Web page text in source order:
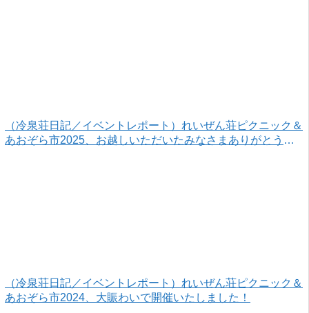
（冷泉荘日記／イベントレポート）れいぜん荘ピクニック＆
あおぞら市2025、お越しいただいたみなさまありがとうご
（冷泉荘日記／イベントレポート）れいぜん荘ピクニック＆
あおぞら市2024、大賑わいで開催いたしました！